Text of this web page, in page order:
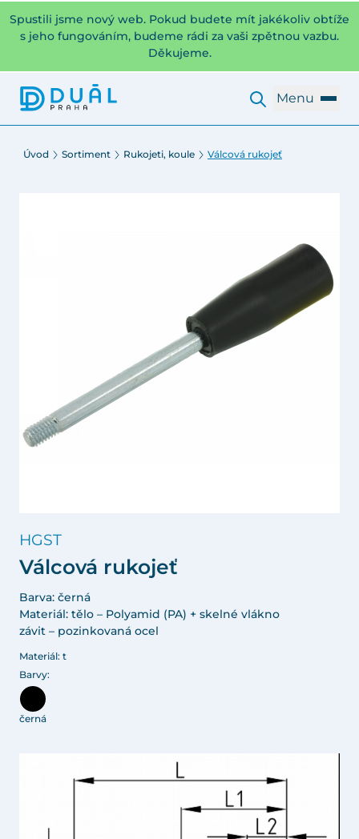
Spustili jsme nový web. Pokud budete mít jakékoliv obtíže
s jeho fungováním, budeme rádi za vaši zpětnou vazbu.
Děkujeme.
Menu
Úvod Sortiment Rukojeti, koule Válcová rukojeť
HGST
Válcová rukojeť
Barva: černá
Materiál: tělo – Polyamid (PA) + skelné vlákno
závit – pozinkovaná ocel
Materiál: t
Barvy:
černá